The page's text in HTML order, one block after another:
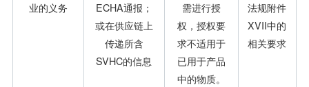
业的义务
ECHA通报；
或在供应链上
传递所含
SVHC的信息
需进行授
权，授权要
求不适用于
已用于产品
中的物质。
法规附件
XVII中的
相关要求